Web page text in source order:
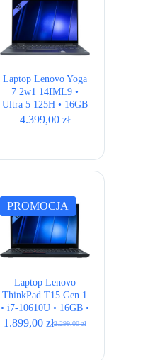
Laptop Lenovo Yoga
7 2w1 14IML9 •
Ultra 5 125H • 16GB
• 512GB • Intel Arc
4.399,00 zł
PROMOCJA
Laptop Lenovo
ThinkPad T15 Gen 1
• i7-10610U • 16GB •
512GB • Intel UHD •
2.299,00zł
Pierwotna
1.899,00 zł
Aktualna